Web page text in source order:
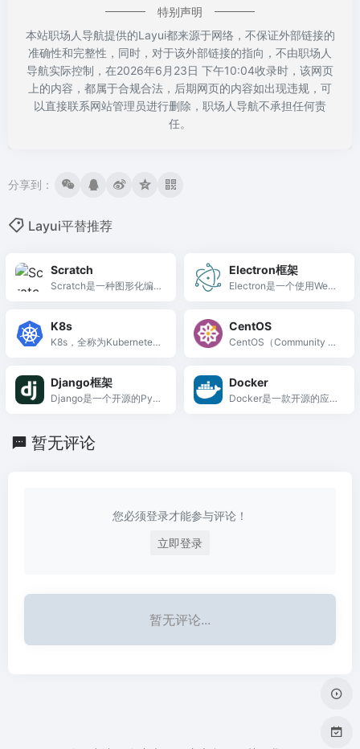
特别声明
本站职场人导航提供的Layui都来源于网络，不保证外部链接的
准确性和完整性，同时，对于该外部链接的指向，不由职场人
导航实际控制，在2026年6月23日 下午10:04收录时，该网页
上的内容，都属于合规合法，后期网页的内容如出现违规，可
以直接联系网站管理员进行删除，职场人导航不承担任何责
任。
分享到：
Layui平替推荐
Scratch
Scratch是一种图形化编
Electron框架
Electron是一个使用Web
的桌面应用程序，而不需
要本地开发 经验。
K8s
K8s，全称为Kubernete
CentOS
CentOS（Community En
Django框架
Django是一个开源的Pyth
Docker
Docker是一款开源的应用
暂无评论
您必须登录才能参与评论！
立即登录
暂无评论...